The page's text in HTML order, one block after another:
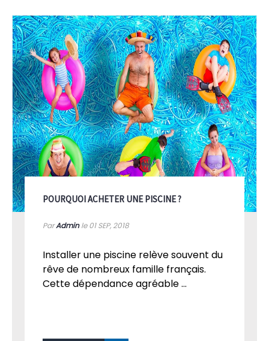
POURQUOI ACHETER UNE PISCINE ?
ParAdminle 01SEP, 2018
Installer une piscine relève souvent du
rêve de nombreux famille français.
Cette dépendance agréable ...